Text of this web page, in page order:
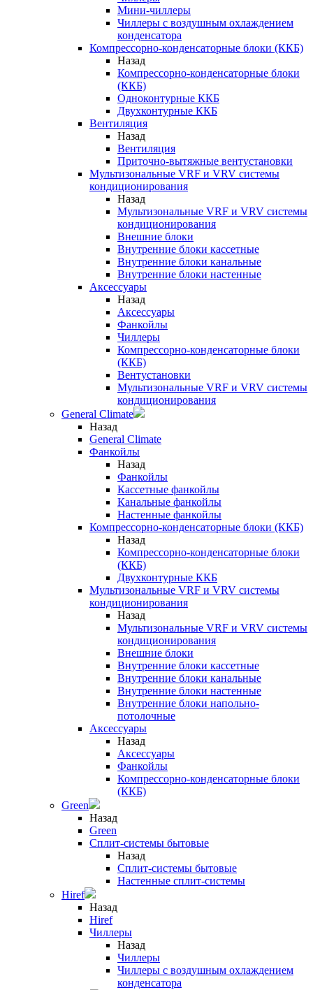
Мини-чиллеры
Чиллеры с воздушным охлаждением
конденсатора
Компрессорно-конденсаторные блоки (ККБ)
Назад
Компрессорно-конденсаторные блоки
(ККБ)
Одноконтурные ККБ
Двухконтурные ККБ
Вентиляция
Назад
Вентиляция
Приточно-вытяжные вентустановки
Мультизональные VRF и VRV системы
кондиционирования
Назад
Мультизональные VRF и VRV системы
кондиционирования
Внешние блоки
Внутренние блоки кассетные
Внутренние блоки канальные
Внутренние блоки настенные
Аксессуары
Назад
Аксессуары
Фанкойлы
Чиллеры
Компрессорно-конденсаторные блоки
(ККБ)
Вентустановки
Мультизональные VRF и VRV системы
кондиционирования
General Climate
Назад
General Climate
Фанкойлы
Назад
Фанкойлы
Кассетные фанкойлы
Канальные фанкойлы
Настенные фанкойлы
Компрессорно-конденсаторные блоки (ККБ)
Назад
Компрессорно-конденсаторные блоки
(ККБ)
Двухконтурные ККБ
Мультизональные VRF и VRV системы
кондиционирования
Назад
Мультизональные VRF и VRV системы
кондиционирования
Внешние блоки
Внутренние блоки кассетные
Внутренние блоки канальные
Внутренние блоки настенные
Внутренние блоки напольно-
потолочные
Аксессуары
Назад
Аксессуары
Фанкойлы
Компрессорно-конденсаторные блоки
(ККБ)
Green
Назад
Green
Сплит-системы бытовые
Назад
Сплит-системы бытовые
Настенные сплит-системы
Hiref
Назад
Hiref
Чиллеры
Назад
Чиллеры
Чиллеры с воздушным охлаждением
конденсатора